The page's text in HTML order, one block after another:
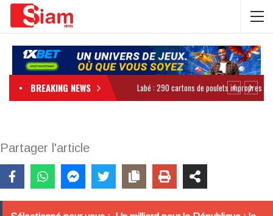
BREAKING NEWS
Partager l'article